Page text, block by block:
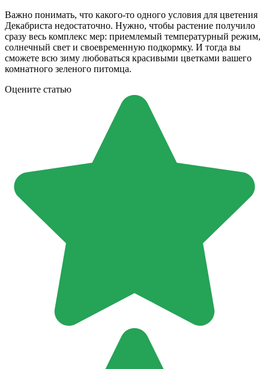
Важно понимать, что какого-то одного условия для цветения
Декабриста недостаточно. Нужно, чтобы растение получило
сразу весь комплекс мер: приемлемый температурный режим,
солнечный свет и своевременную подкормку. И тогда вы
сможете всю зиму любоваться красивыми цветками вашего
комнатного зеленого питомца.
Оцените статью